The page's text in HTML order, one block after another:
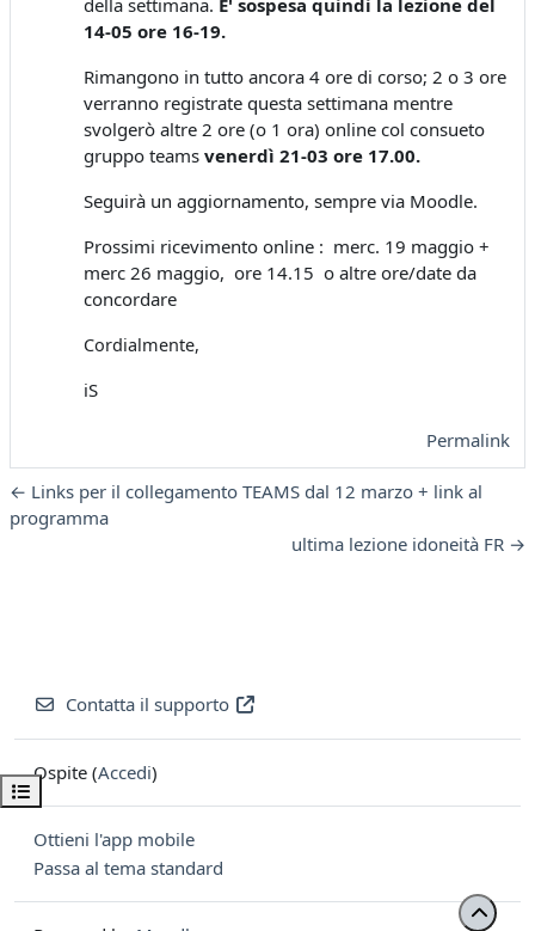
Apri indice del corso
della settimana. E' sospesa quindi la lezione del
14-05 ore 16-19.
Rimangono in tutto ancora 4 ore di corso; 2 o 3 ore
verranno registrate questa settimana mentre
svolgerò altre 2 ore (o 1 ora) online col consueto
gruppo teams venerdì 21-03 ore 17.00.
Seguirà un aggiornamento, sempre via Moodle.
Prossimi ricevimento online : merc. 19 maggio +
merc 26 maggio, ore 14.15 o altre ore/date da
concordare
Cordialmente,
iS
Permalink
← Links per il collegamento TEAMS dal 12 marzo + link al
programma
ultima lezione idoneità FR →
Contatta il supporto
Ospite (Accedi)
Ottieni l'app mobile
Passa al tema standard